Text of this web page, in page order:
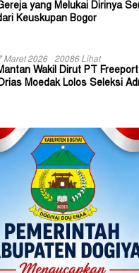
yang Melukai Dirinya
Keuskupan Bogor
Maret 2026 20086 Lihat
Wakil Dirut PT
Moedak Lolos Seleksi